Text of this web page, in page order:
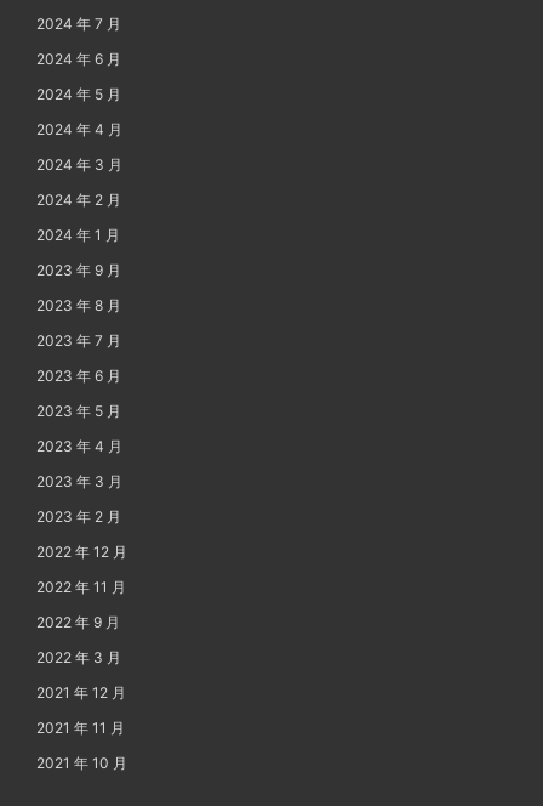
2024 年 7 月
2024 年 6 月
2024 年 5 月
2024 年 4 月
2024 年 3 月
2024 年 2 月
2024 年 1 月
2023 年 9 月
2023 年 8 月
2023 年 7 月
2023 年 6 月
2023 年 5 月
2023 年 4 月
2023 年 3 月
2023 年 2 月
2022 年 12 月
2022 年 11 月
2022 年 9 月
2022 年 3 月
2021 年 12 月
2021 年 11 月
2021 年 10 月